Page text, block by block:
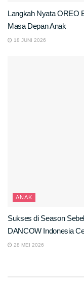
Langkah Nyata OREO
Masa Depan Anak
18 JUNI 2026
ANAK
Sukses di Season
DANCOW Indonesia
28 MEI 2026